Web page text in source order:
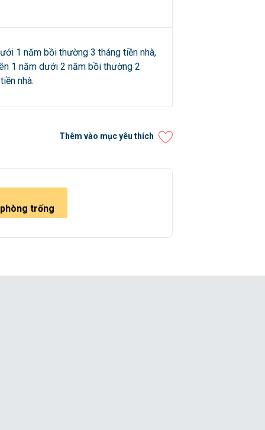
1 năm bồi thường 3 tháng tiền nhà,
1 năm dưới 2 năm bồi thường 2
nhà.
Thêm vào mục yêu thích
trống